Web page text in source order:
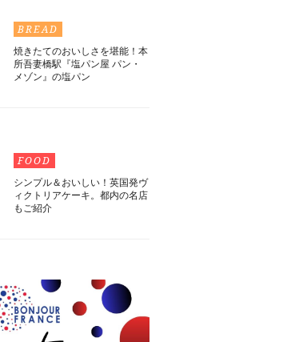
BREAD
焼きたてのおいしさを堪能！本
所吾妻橋駅『塩パン屋 パン・
メゾン』の塩パン
FOOD
シンプル＆おいしい！英国発ヴ
ィクトリアケーキ。都内の名店
もご紹介